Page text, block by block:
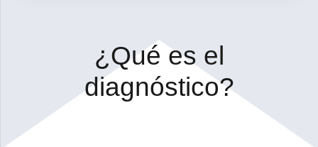
¿Qué es el
diagnóstico?